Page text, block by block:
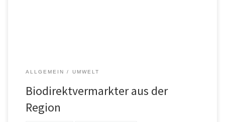
ALLGEMEIN UMWELT
Biodirektvermarkter aus der
Region